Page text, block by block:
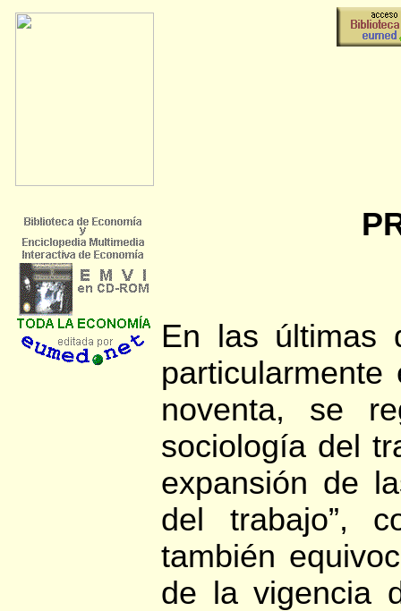
En las últimas
noventa, se
sociología del
expansión de
del trabajo”,
también
de la vigencia